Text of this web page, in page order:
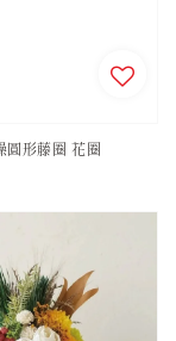
圓形藤圈 花圈